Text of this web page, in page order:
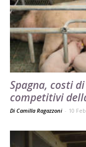
Spagna, costi
competitivi
Di Camilla Ragazzoni - 10